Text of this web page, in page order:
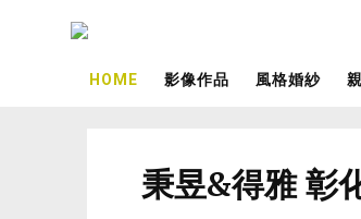
HOME 影像作品 風格婚紗
秉昱&得雅 彰